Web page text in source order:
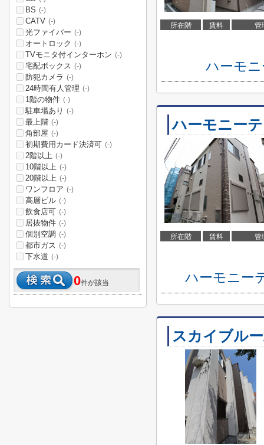
所在階 賃料 管
ハーモ
ハーモニー
所在階 賃料 管
ハーモニー
スカイブル
BS (-)
CATV (-)
光ファイバー (-)
オートロック (-)
TVモニタ付インターホン (-)
宅配ボックス (-)
防犯カメラ (-)
24時間有人管理 (-)
1階の物件 (-)
駐車場あり (-)
最上階 (-)
角部屋 (-)
初期費用カード決済可 (-)
2階以上 (-)
10階以上 (-)
20階以上 (-)
ワンフロア (-)
高層ビル (-)
飲食店可 (-)
居抜物件 (-)
個別空調 (-)
都市ガス (-)
下水道 (-)
0件が該当